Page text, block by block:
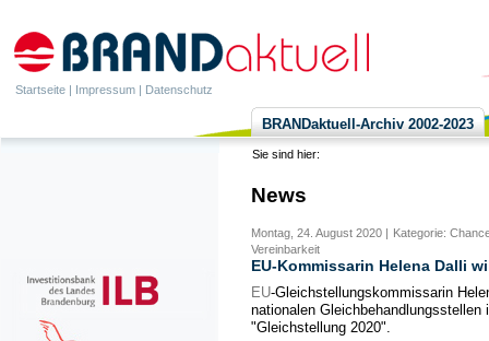
Startseite | Impressum | Datenschutz
BRANDaktuell-Archiv 2002-2023
Sie sind hier:
News
Montag, 24. August 2020 |
Kategorie:
Vereinbarkeit
EU-Kommissarin Helena Dalli
EU-Gleichstellungskommissarin
nationalen Gleichbehandlungsstellen
"Gleichstellung 2020".